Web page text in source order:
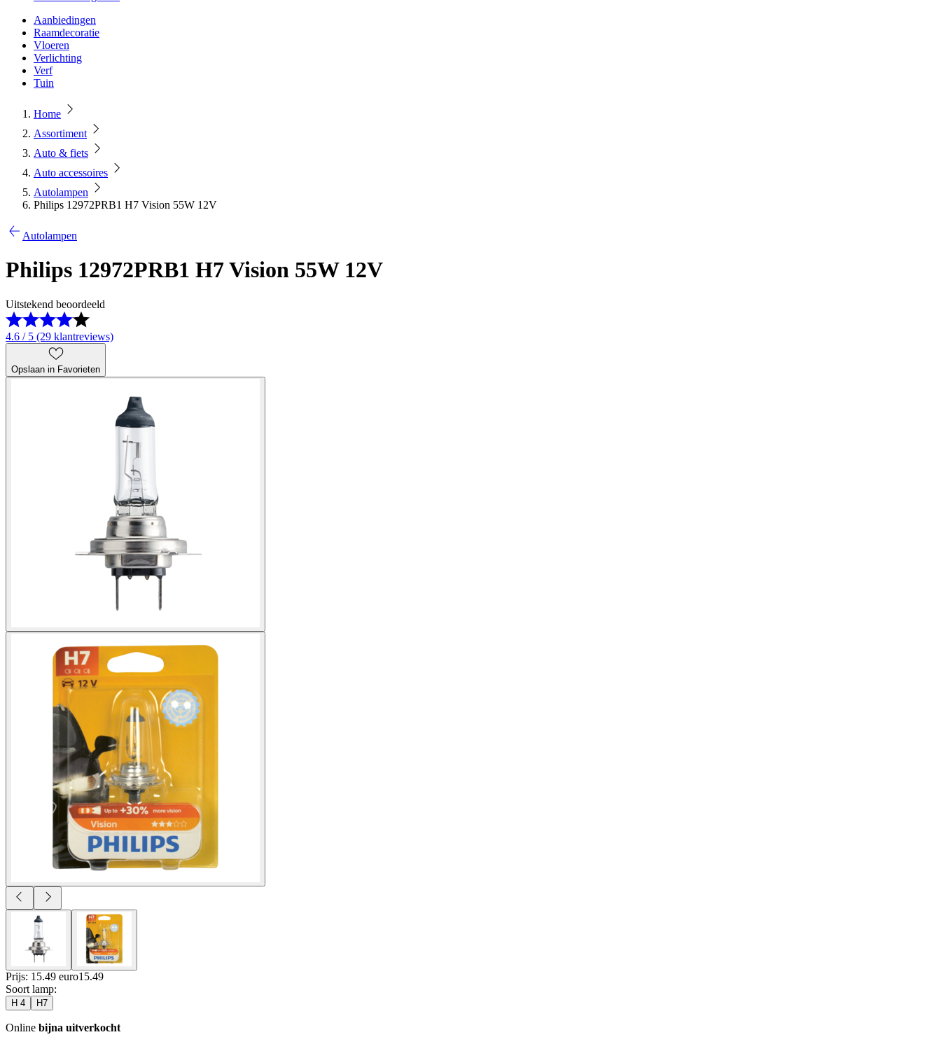
Aanbiedingen
Raamdecoratie
Vloeren
Verlichting
Verf
Tuin
Home
Assortiment
Auto & fiets
Auto accessoires
Autolampen
Philips 12972PRB1 H7 Vision 55W 12V
Autolampen
Philips 12972PRB1 H7 Vision 55W 12V
Uitstekend beoordeeld
4.6 / 5 (29 klantreviews)
Opslaan in Favorieten
Prijs: 15.49 euro15.49
Soort lamp:
H 4 H7
Online bijna uitverkocht